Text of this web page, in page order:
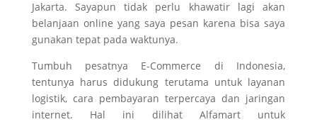
Jakarta. Sayapun tidak perlu khawatir lagi akan
belanjaan online yang saya pesan karena bisa saya
gunakan tepat pada waktunya.
Tumbuh pesatnya E-Commerce di Indonesia,
tentunya harus didukung terutama untuk layanan
logistik, cara pembayaran terpercaya dan jaringan
internet. Hal ini dilihat Alfamart untuk